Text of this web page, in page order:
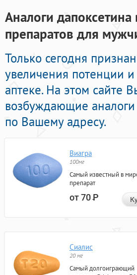
Аналоги
препаратов для
Только сегодня
увеличения потенции
аптеке. На этом сайте
возбуждающие
по Вашему адресу.
Виагра
100мг
Самый известный в
препарат
от 70Р
Сиалис
20 мг
Самый долгоиграющий